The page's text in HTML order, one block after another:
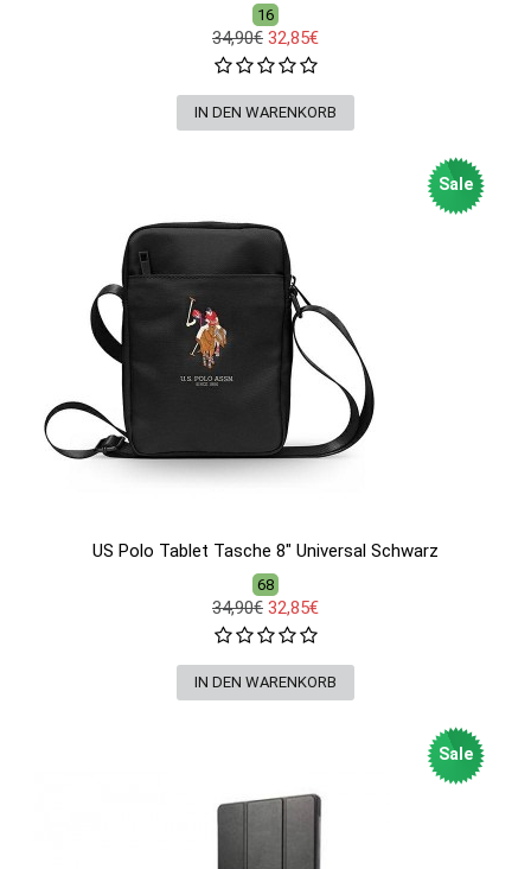
16
34,90€ 32,85€
Sale
US Polo Tablet Tasche 8" Universal Schwarz
68
34,90€ 32,85€
Sale